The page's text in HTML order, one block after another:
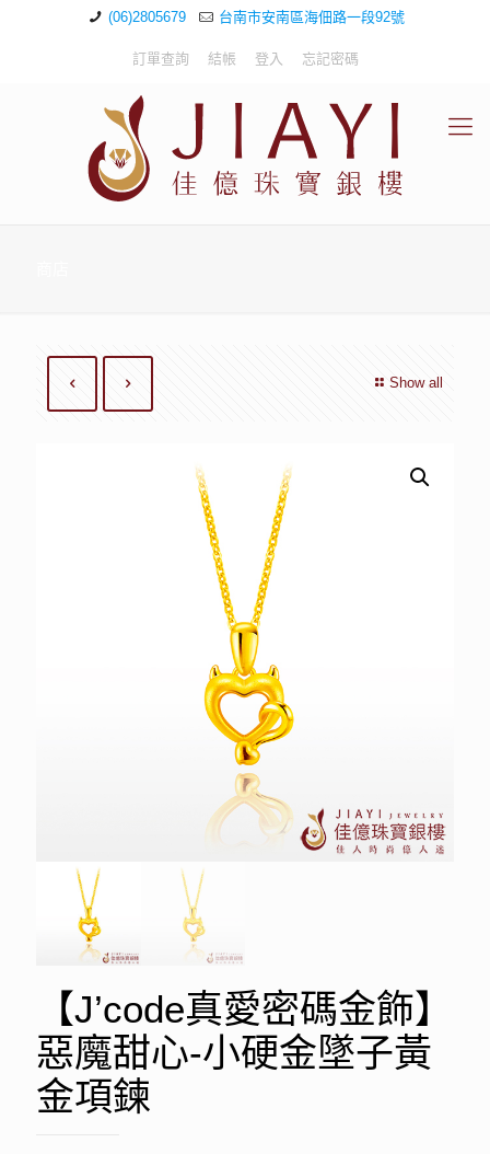
(06)2805679 台南市安南區海佃路一段92號
訂單查詢 結帳 登入 忘記密碼
Show all
【J’code真愛密碼金飾】
惡魔甜心-小硬金墜子黃
金項鍊